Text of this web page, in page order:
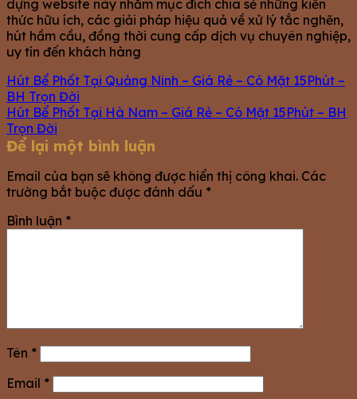
dựng website này nhằm mục đích chia sẻ những kiến
thức hữu ích, các giải pháp hiệu quả về xử lý tắc nghẽn,
hút hầm cầu, đồng thời cung cấp dịch vụ chuyên nghiệp,
uy tín đến khách hàng
Hút Bể Phốt Tại Quảng Ninh – Giá Rẻ – Có Mặt 15Phút –
BH Trọn Đời
Hút Bể Phốt Tại Hà Nam – Giá Rẻ – Có Mặt 15Phút – BH
Trọn Đời
Để lại một bình luận
Email của bạn sẽ không được hiển thị công khai. Các
trường bắt buộc được đánh dấu *
Bình luận *
Tên *
Email *